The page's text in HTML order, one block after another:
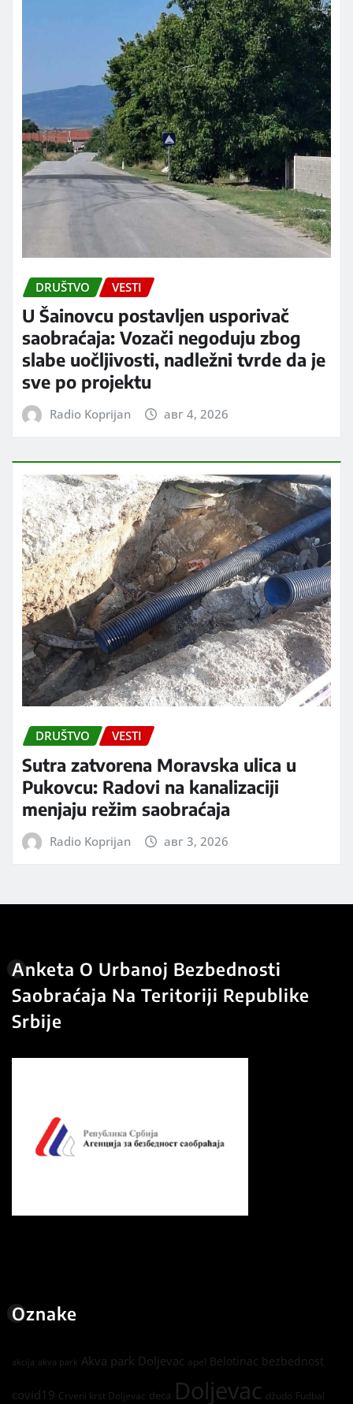
DRUŠTVO VESTI
U Šainovcu postavljen usporivač
saobraćaja: Vozači negoduju zbog
slabe uočljivosti, nadležni tvrde da je
sve po projektu
Radio Koprijan авг 4, 2026
DRUŠTVO VESTI
Sutra zatvorena Moravska ulica u
Pukovcu: Radovi na kanalizaciji
menjaju režim saobraćaja
Radio Koprijan авг 3, 2026
Anketa O Urbanoj Bezbednosti
Saobraćaja Na Teritoriji Republike
Srbije
Oznake
akcija akva park Akva park Doljevac apel Belotinac bezbednost
covid19 Crveni krst Doljevac deca Doljevac džudo Fudbal